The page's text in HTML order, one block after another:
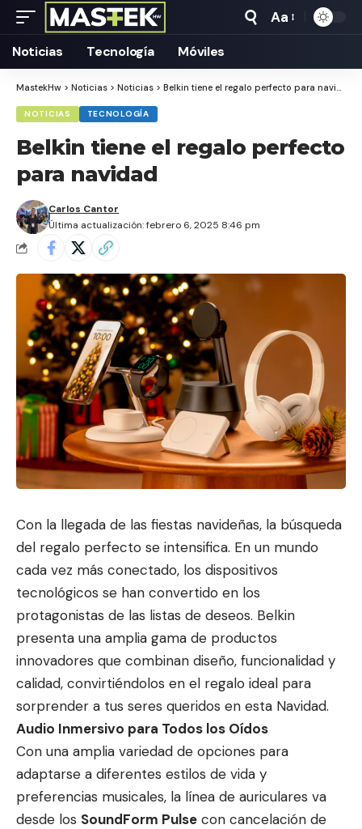
Tamaño
Aa
Noticias Tecnología Móviles
MastekHw > Noticias > Noticias > Belkin tiene el regalo perfecto para navidad
NOTICIAS TECNOLOGÍA
Belkin tiene el regalo perfecto
para navidad
Última actualización: febrero 6, 2025 8:46 pm
Carlos Cantor
Con la llegada de las fiestas navideñas, la búsqueda
del regalo perfecto se intensifica. En un mundo
cada vez más conectado, los dispositivos
tecnológicos se han convertido en los
protagonistas de las listas de deseos. Belkin
presenta una amplia gama de productos
innovadores que combinan diseño, funcionalidad y
calidad, convirtiéndolos en el regalo ideal para
sorprender a tus seres queridos en esta Navidad.
Audio Inmersivo para Todos los Oídos
Con una amplia variedad de opciones para
adaptarse a diferentes estilos de vida y
preferencias musicales, la línea de auriculares va
desde los SoundForm Pulse con cancelación de